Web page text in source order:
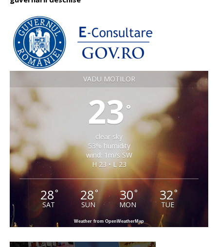
VADU MOTILOR
23 °
clear sky
53% humidity
wind: 1m/s SW
H 23 • L 23
28°
SAT
28°
SUN
30°
MON
32°
TUE
Weather from OpenWeatherMap